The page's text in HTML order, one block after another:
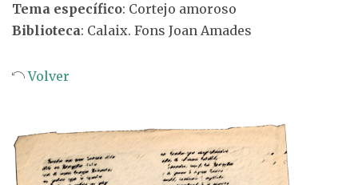
Tema específico: Cortejo amoroso
Biblioteca: Calaix. Fons Joan Amades
Volver